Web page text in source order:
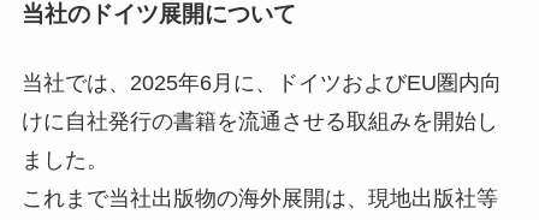
当社のドイツ展開について
当社では、2025年6月に、ドイツおよびEU圏内向
けに自社発行の書籍を流通させる取組みを開始し
ました。
これまで当社出版物の海外展開は、現地出版社等